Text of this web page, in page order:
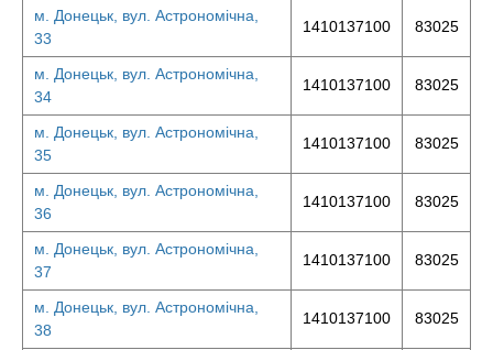
м. Донецьк, вул. Астрономічна,
33
1410137100 83025
м. Донецьк, вул. Астрономічна,
34
1410137100 83025
м. Донецьк, вул. Астрономічна,
35
1410137100 83025
м. Донецьк, вул. Астрономічна,
36
1410137100 83025
м. Донецьк, вул. Астрономічна,
37
1410137100 83025
м. Донецьк, вул. Астрономічна,
38
1410137100 83025